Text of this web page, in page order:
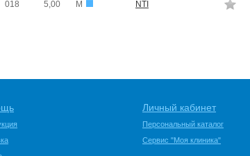
018 5,00 M NTI
Личный кабинет
Персональный каталог
Сервис "Моя клиника"